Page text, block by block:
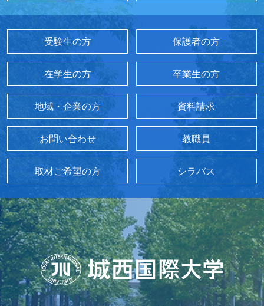
受験生の方 保護者の方
在学生の方 卒業生の方
地域・企業の方 資料請求
お問い合わせ 教職員
取材ご希望の方 シラバス